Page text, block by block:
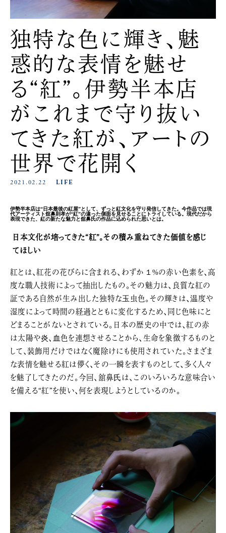
独特な色に輝き、魅
惑的な表情を魅せ
る“紅”。伊勢半本店
がこれまで守り抜い
てきた紅が、アートの
世界で花開く
2021.02.22 LIFE
伊勢半本店は“日本最後の紅屋”として、ずっと紅文化を守り発信してきた。今作品では現
代アーティスト舘鼻則孝が“紅”の違った側面を見せることにトライしている。現代だから
表現できた、紅の新たな魅力と舘鼻氏の作品に込められた思いとは。
日本文化が培ってきた“紅”。その積み重ねてきた価値を感じ
てほしい
紅とは、紅花の花びらに含まれる、わずか１%の赤い色素を、高
度な職人技術によって抽出したもの。その魅力は、良質な紅の
証である自然が生み出した独特な玉虫色。その輝きは、温度や
湿度によって時間の経過とともに変化するため、同じ色味にと
どまることがないとされている。日本の歴史の中では、紅の赤
は太陽や炎、血色を連想させることから、生命を象徴するものと
して、装飾用だけではなく魔除けにも使用されていた。さまざま
な表情を魅せる紅は儚く、その一瞬を表すものとして、多く人々
を魅了してきたのだ。今回、舘鼻氏は、このいろいろな意味合い
を備える“紅”を使い、何を表現しようとしているのか。